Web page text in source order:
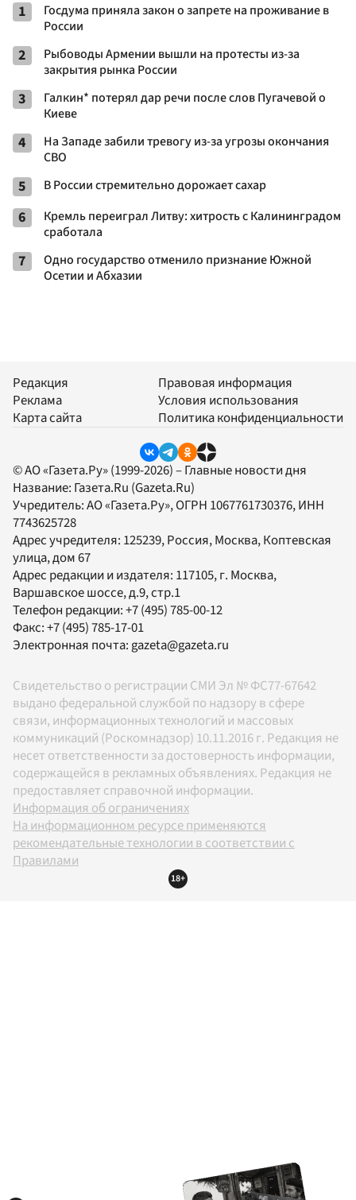
1
Госдума приняла закон о запрете на проживание в
России
2
Рыбоводы Армении вышли на протесты из-за
закрытия рынка России
3
Галкин* потерял дар речи после слов Пугачевой о
Киеве
4
На Западе забили тревогу из-за угрозы окончания
СВО
5 В России стремительно дорожает сахар
6
Кремль переиграл Литву: хитрость с Калининградом
сработала
7
Одно государство отменило признание Южной
Осетии и Абхазии
Редакция
Реклама
Карта сайта
Правовая информация
Условия использования
Политика конфиденциальности
© АО «Газета.Ру» (1999-2026) – Главные новости дня
Название: Газета.Ru (Gazeta.Ru)
Учредитель:АО «Газета.Ру», ОГРН 1067761730376, ИНН
7743625728
Адрес учредителя: 125239, Россия, Москва, Коптевская
улица, дом 67
Адрес редакции и издателя: 117105, г. Москва,
Варшавское шоссе, д.9, стр.1
Телефон редакции:+7 (495) 785-00-12
Факс:+7 (495) 785-17-01
Электронная почта:gazeta@gazeta.ru
Свидетельство о регистрации СМИ Эл № ФС77-67642
выдано федеральной службой по надзору в сфере
связи, информационных технологий и массовых
коммуникаций (Роскомнадзор) 10.11.2016 г. Редакция не
несет ответственности за достоверность информации,
содержащейся в рекламных объявлениях. Редакция не
предоставляет справочной информации.
Информация об ограничениях
На информационном ресурсе применяются
рекомендательные технологии в соответствии с
Правилами
18+